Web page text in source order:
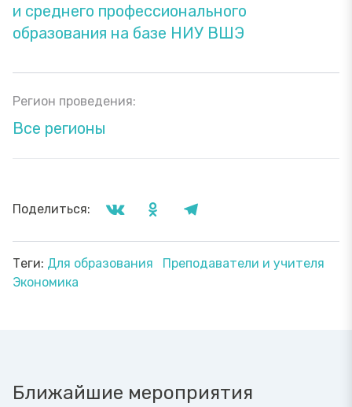
и среднего профессионального
образования на базе НИУ ВШЭ
Регион проведения:
Все регионы
Поделиться:
Теги: Для образования
Преподаватели и учителя
Экономика
Ближайшие мероприятия